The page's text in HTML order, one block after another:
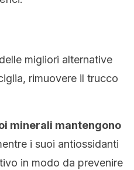
migliori alternative
rimuovere il trucco
minerali mantengono
i suoi antiossidanti
in modo da prevenire